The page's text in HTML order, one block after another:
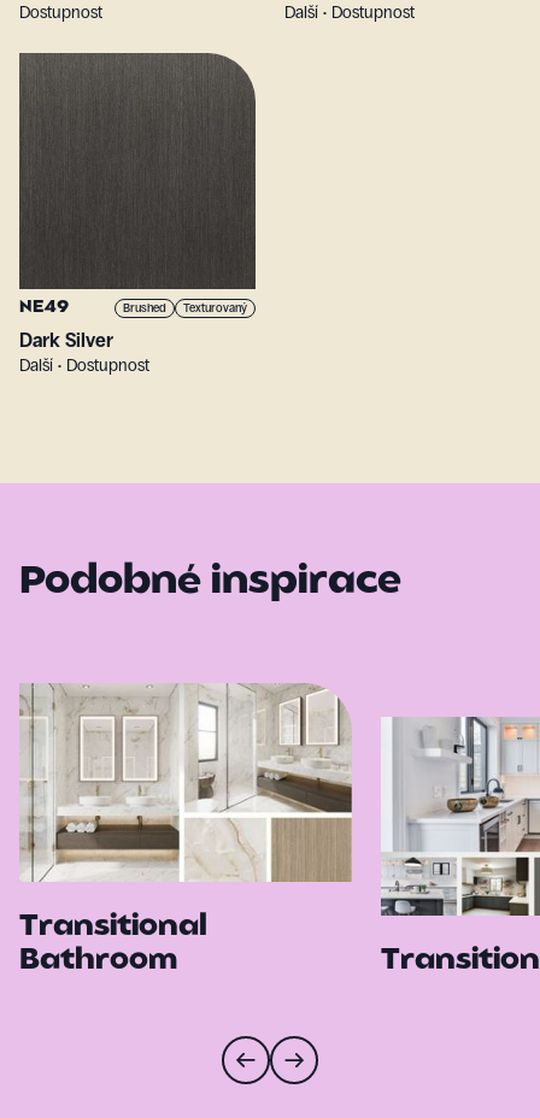
Dostupnost Další • Dostupnost
NE49 Brushed Texturovaný
Dark Silver
Další • Dostupnost
Podobné inspirace
Transitional
Bathroom